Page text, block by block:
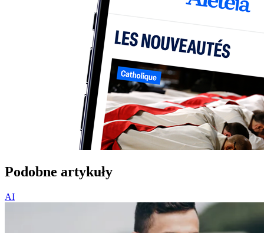
Podobne artykuły
AI